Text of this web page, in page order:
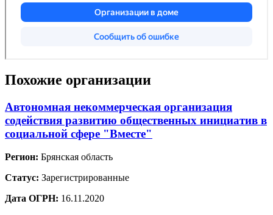
Похожие организации
Автономная некоммерческая организация
содействия развитию общественных инициатив в
социальной сфере "Вместе"
Регион: Брянская область
Статус: Зарегистрированные
Дата ОГРН: 16.11.2020